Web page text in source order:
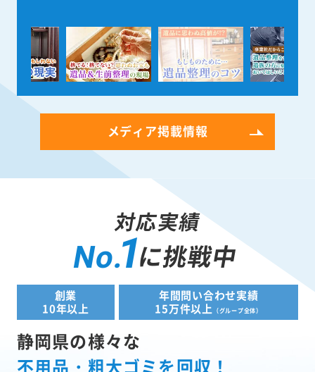
メディア掲載情報
対応実績
No.1に挑戦中
創業
10年以上
年間問い合わせ実績
15万件以上
（グループ全体）
静岡県の様々な
不用品・粗大ゴミを回収！